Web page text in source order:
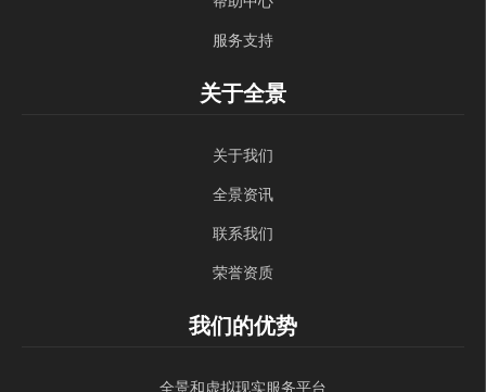
服务支持
关于全景
关于我们
全景资讯
联系我们
荣誉资质
我们的优势
全景和虚拟现实服务平台